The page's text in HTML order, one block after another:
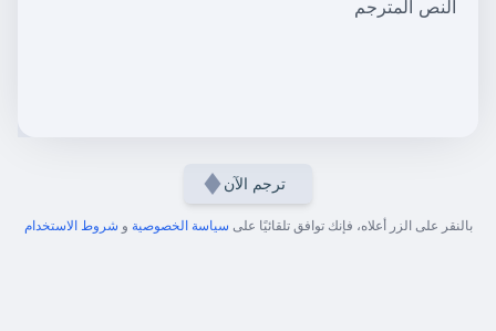
النص المترجم
ترجم الآن
بالنقر على الزر أعلاه، فإنك توافق تلقائيًا على سياسة الخصوصية و شروط الاستخدام